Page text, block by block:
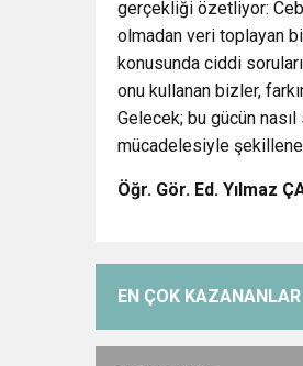
gerçekliği özetliyor:
olmadan veri toplayan
konusunda ciddi
onu kullanan bizler,
Gelecek; bu gücün
mücadelesiyle
Öğr. Gör. Ed. Yılmaz
EN ÇOK KAZANANLAR